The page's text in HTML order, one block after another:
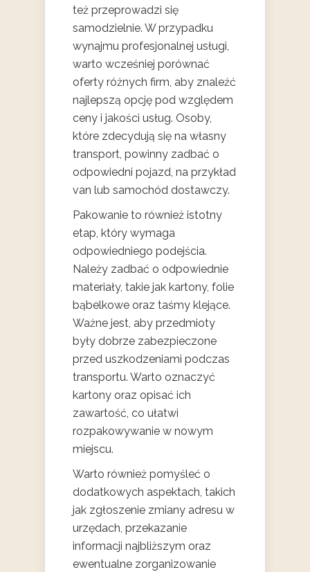
też przeprowadzi się
samodzielnie. W przypadku
wynajmu profesjonalnej usługi,
warto wcześniej porównać
oferty różnych firm, aby znaleźć
najlepszą opcję pod względem
ceny i jakości usług. Osoby,
które zdecydują się na własny
transport, powinny zadbać o
odpowiedni pojazd, na przykład
van lub samochód dostawczy.
Pakowanie to również istotny
etap, który wymaga
odpowiedniego podejścia.
Należy zadbać o odpowiednie
materiały, takie jak kartony, folie
bąbelkowe oraz taśmy klejące.
Ważne jest, aby przedmioty
były dobrze zabezpieczone
przed uszkodzeniami podczas
transportu. Warto oznaczyć
kartony oraz opisać ich
zawartość, co ułatwi
rozpakowywanie w nowym
miejscu.
Warto również pomyśleć o
dodatkowych aspektach, takich
jak zgłoszenie zmiany adresu w
urzędach, przekazanie
informacji najbliższym oraz
ewentualne zorganizowanie